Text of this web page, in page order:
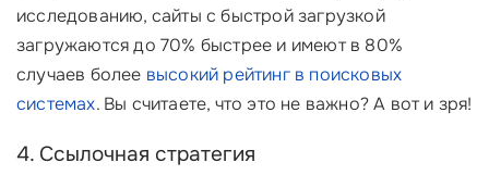
исследованию, сайты с быстрой загрузкой
загружаются до 70% быстрее и имеют в 80%
случаев более высокий рейтинг в поисковых
системах. Вы считаете, что это не важно? А вот и зря!
4. Ссылочная стратегия